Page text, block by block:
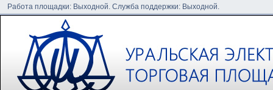
Работа площадки: Выходной. Служба поддержки: Выходной.